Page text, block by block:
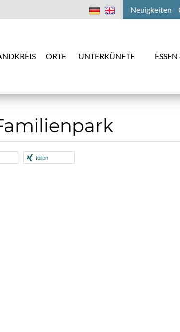
Neuigkeiten
ORTE UNTERKÜNFTE
teilen